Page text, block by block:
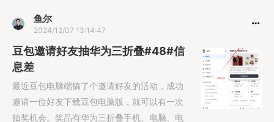
鱼尔
2024/12/07 13:14:47
豆包邀请好友抽华为三折叠#48#信
息差
最近豆包电脑端搞了个邀请好友的活动，成功
邀请一位好友下载豆包电脑版，就可以有一次
抽奖机会。奖品有华为三折叠手机、电脑、电